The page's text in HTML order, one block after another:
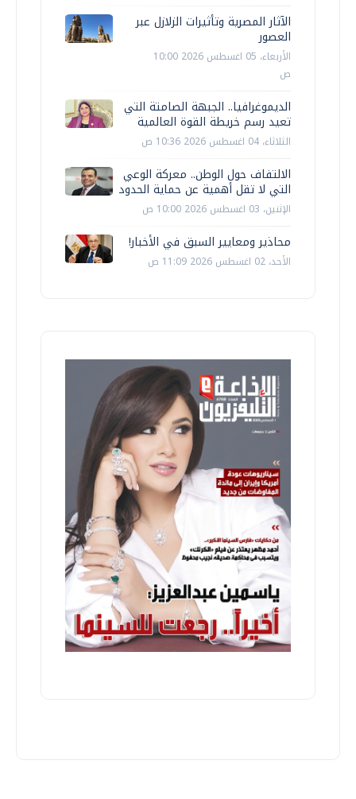
الآثار المصرية وتأثيرات الزلازل عبر
العصور
الأربعاء، 05 اغسطس 2026 10:00
ص
الديموغرافيا.. الجبهة الصامتة التي
تعيد رسم خريطة القوة العالمية
الثلاثاء، 04 اغسطس 2026 10:36 ص
الالتفاف حول الوطن.. معركة الوعي
التي لا تقل أهمية عن حماية الحدود
الإثنين، 03 اغسطس 2026 10:00 ص
محاذير ومعايير السبق في الأخبار!
الأحد، 02 اغسطس 2026 11:09 ص